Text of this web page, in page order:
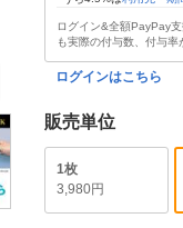
ログイン&全額PayPay
も実際の付与数、付与率
ログインはこちら
販売単位
1枚
3,980円